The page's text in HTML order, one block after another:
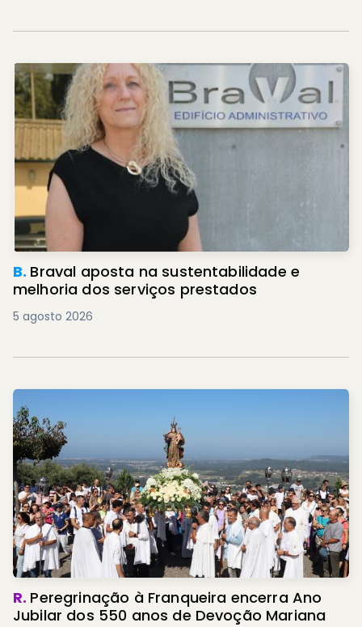
B. Braval aposta na sustentabilidade e
melhoria dos serviços prestados
5 agosto 2026
R. Peregrinação à Franqueira encerra Ano
Jubilar dos 550 anos de Devoção Mariana